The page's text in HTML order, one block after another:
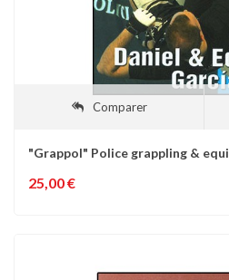
Comparer
"Grappol" Police grappling &
25,00 €